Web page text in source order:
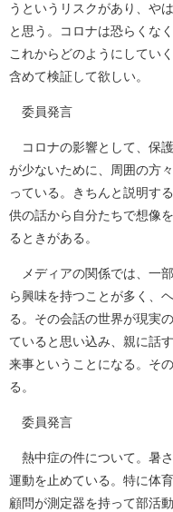
うというリスクがあり、や
と思う。コロナは恐らくな
これからどのようにしてい
含めて検証して欲しい。
委員発言
コロナの影響として、保
が少ないために、周囲の方
っている。きちんと説明す
供の話から自分たちで想像
るときがある。
メディアの関係では、一
ら興味を持つことが多く、
る。その会話の世界が現実
ていると思い込み、親に話
来事ということになる。そ
る。
委員発言
熱中症の件について。暑
運動を止めている。特に体
顧問が測定器を持って部活